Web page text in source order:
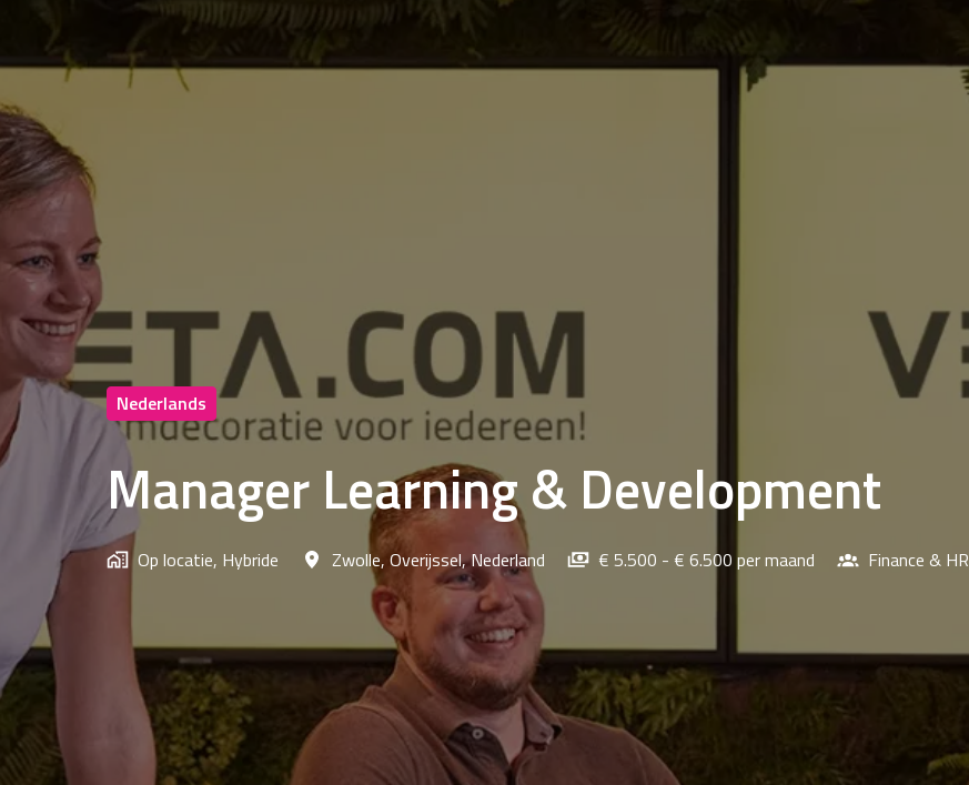
Nederlands
Manager Learning & Development
Op locatie, Hybride Zwolle, Overijssel,Nederland € 5.500 - € 6.500 per maand Finance & HR